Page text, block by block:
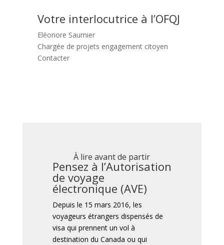
Votre interlocutrice à l’OFQJ
Eléonore Saumier
Chargée de projets engagement citoyen
Contacter
À lire avant de partir
Pensez à l’Autorisation
de voyage
électronique (AVE)
Depuis le 15 mars 2016, les
voyageurs étrangers dispensés de
visa qui prennent un vol à
destination du Canada ou qui